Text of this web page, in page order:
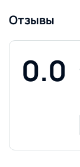
Отзывы
0.0